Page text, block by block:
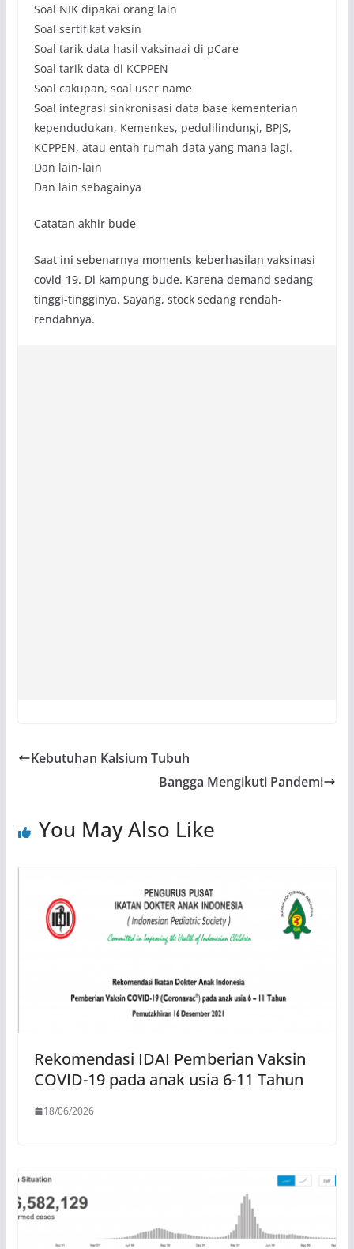
Soal NIK dipakai orang lain
Soal sertifikat vaksin
Soal tarik data hasil vaksinaai di pCare
Soal tarik data di KCPPEN
Soal cakupan, soal user name
Soal integrasi sinkronisasi data base kementerian
kependudukan, Kemenkes, pedulilindungi, BPJS,
KCPPEN, atau entah rumah data yang mana lagi.
Dan lain-lain
Dan lain sebagainya
Catatan akhir bude
Saat ini sebenarnya moments keberhasilan vaksinasi
covid-19. Di kampung bude. Karena demand sedang
tinggi-tingginya. Sayang, stock sedang rendah-
rendahnya.
Kebutuhan Kalsium Tubuh
Bangga Mengikuti Pandemi
You May Also Like
Rekomendasi IDAI Pemberian Vaksin
COVID-19 pada anak usia 6-11 Tahun
18/06/2026